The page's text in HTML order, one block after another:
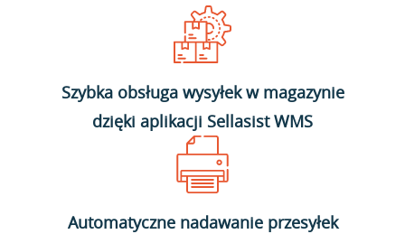
Szybka obsługa wysyłek w magazynie
dzięki aplikacji Sellasist WMS
Automatyczne nadawanie przesyłek